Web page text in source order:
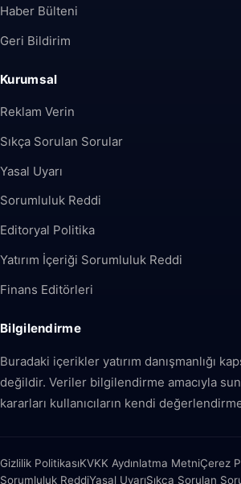
Haber Bülteni
Geri Bildirim
Kurumsal
Reklam Verin
Sıkça Sorulan Sorular
Yasal Uyarı
Sorumluluk Reddi
Editoryal Politika
Yatırım İçeriği Sorumluluk Reddi
Finans Editörleri
Bilgilendirme
Buradaki içerikler yatırım danışmanlığı
değildir. Veriler bilgilendirme amacıyla
kararları kullanıcıların kendi
Gizlilik PolitikasıKVKK Aydınlatma MetniÇerez
Sorumluluk ReddiYasal UyarıSıkça Sorulan